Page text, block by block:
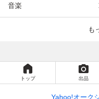
音楽
も
トップ 出品
Yahoo!オーク